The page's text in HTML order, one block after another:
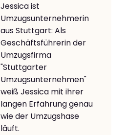
Jessica ist
Umzugsunternehmerin
aus Stuttgart: Als
Geschäftsführerin der
Umzugsfirma
"Stuttgarter
Umzugsunternehmen"
weiß Jessica mit ihrer
langen Erfahrung genau
wie der Umzugshase
läuft.